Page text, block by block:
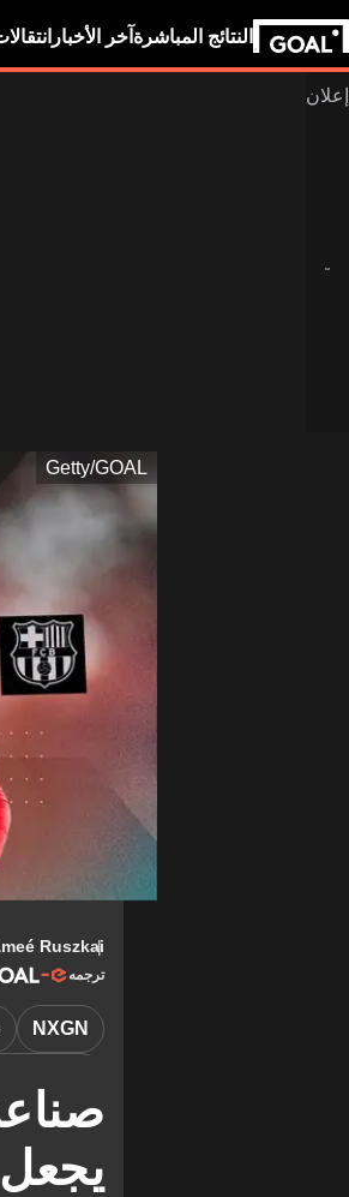
النتائج المباشرة آخر الأخبار
Getty/GOAL
Ruszkai
ترجمه
NXGN